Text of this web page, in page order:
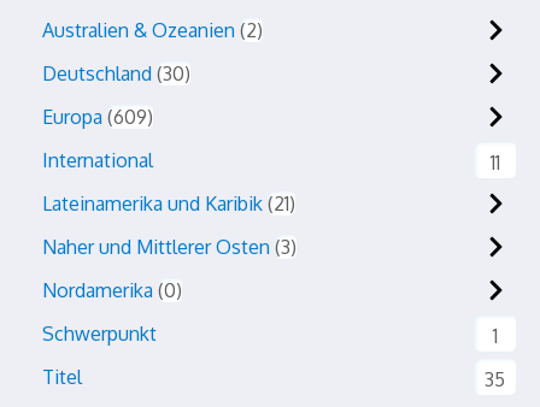
Australien & Ozeanien 2
Deutschland 30
Europa 609
International
11
Lateinamerika und Karibik 21
Naher und Mittlerer Osten 3
Nordamerika 0
Schwerpunkt
1
Titel
35